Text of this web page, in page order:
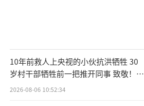
10年前救人上央视的小伙抗洪牺牲 30
岁村干部牺牲前一把推开同事 致敬！送
别！
2026-08-06 10:52:34